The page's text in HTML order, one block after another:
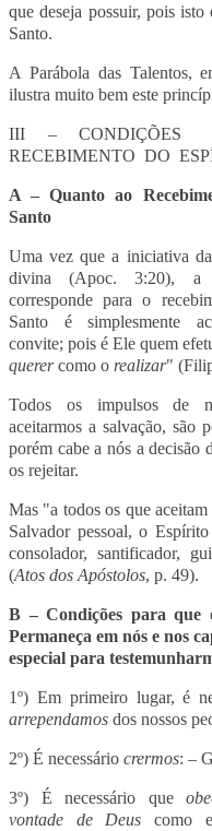
que deseja possuir, pois
Santo.
A Parábola das Talentos,
ilustra muito bem este
III –
RECEBIMENTO DO
A – Quanto ao
Santo
Uma vez que a iniciativa
divina (Apoc. 3:20), a
corresponde para o
Santo é simplesmente
convite; pois é Ele quem
querercomo o realizar"
Todos os impulsos de
aceitarmos a salvação, são
porém cabe a nós a decisão
os rejeitar.
Mas "a todos os que
Salvador pessoal, o
consolador, santificador,
(Atos dos Apóstolos, p. 49).
B – Condições para que
Permaneça em nós e nos
especial para
1º) Em primeiro lugar, é
arrependamos dos nossos
2º) É necessário crermos: –
3º) É necessário que
vontade de Deus como